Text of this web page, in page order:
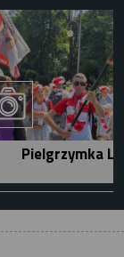
Pielgrzymka